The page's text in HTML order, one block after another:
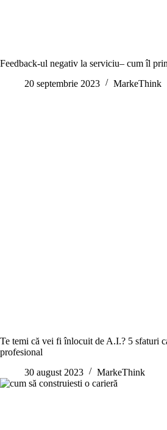
Feedback-ul negativ la serviciu– cum îl
20 septembrie 2023
MarkeThink
Te temi că vei fi înlocuit de A.I.? 5 sfaturi
profesional
30 august 2023
MarkeThink